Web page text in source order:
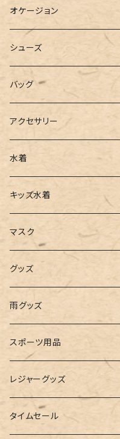
ブラウス
カーディガン
ポロシャツ
ベスト
チュニック
タンクトップ
キャミソール
インナー
ビスチェ
スウェット
ジャージ
スラックス
ワイドパンツ
カーゴパンツ
サロペット
ガウチョ
レギンス
その他
パーカーワンピース
ニットワンピース
キャミワンピース
サロペット
オールインワン
オケージョン
シューズ
ブーツ
パンプス
サンダル
スニーカー
フラットシューズ
レインシューズ
レースアップ
ルームシューズ
インソール
ローファー
バッグ
トートバッグ
ショルダー
バックパック
カゴバッグ
エコバッグ
リュック
ハンドバッグ
ボストンバッグ
アクセサリー
その他
水着
ワンピース
ビキニ
ワンショルダー
オフショルダー
バンドゥ
タンキニ
キャミキニ
キッズ水着
女の子
男の子
ユニセックス
マスク
アクセサリー
マスクケース
グッズ
帽子
ストール・マフラー
手袋
ポーチ
雨グッズ
レインコート
スポーツ用品
トレーニング・スポーツウェア
トレーニンググッズ
レジャーグッズ
ビーチグッズ
タイムセール